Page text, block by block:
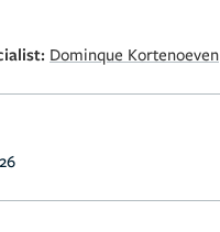
Dominque Kortenoeven